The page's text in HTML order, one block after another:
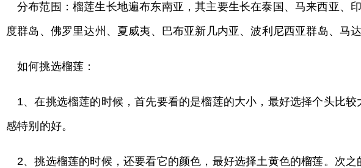
分布范围：榴莲生长地遍布东南亚，其主要生长在泰国、马来西亚、
度群岛、佛罗里达州、夏威夷、巴布亚新几内亚、波利尼西亚群岛、马
如何挑选榴莲：
1、在挑选榴莲的时候，首先要看的是榴莲的大小，最好选择个头比
感特别的好。
2、挑选榴莲的时候，还要看它的颜色，最好选择土黄色的榴莲。次